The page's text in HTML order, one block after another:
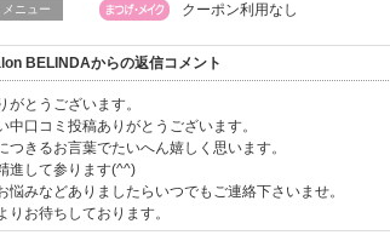
ニュー クーポン利用なし
BELINDAからの返信コメント
がとうございます。
中口コミ投稿ありがとうございます。
つきるお言葉でたいへん嬉しく思います。
進して参ります(^^)
悩みなどありましたらいつでもご連絡下さいませ。
りお待ちしております。